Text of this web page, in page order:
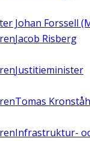
Johan Forssell
Jacob Risberg
Justitieminister
Tomas
Infrastruktur-